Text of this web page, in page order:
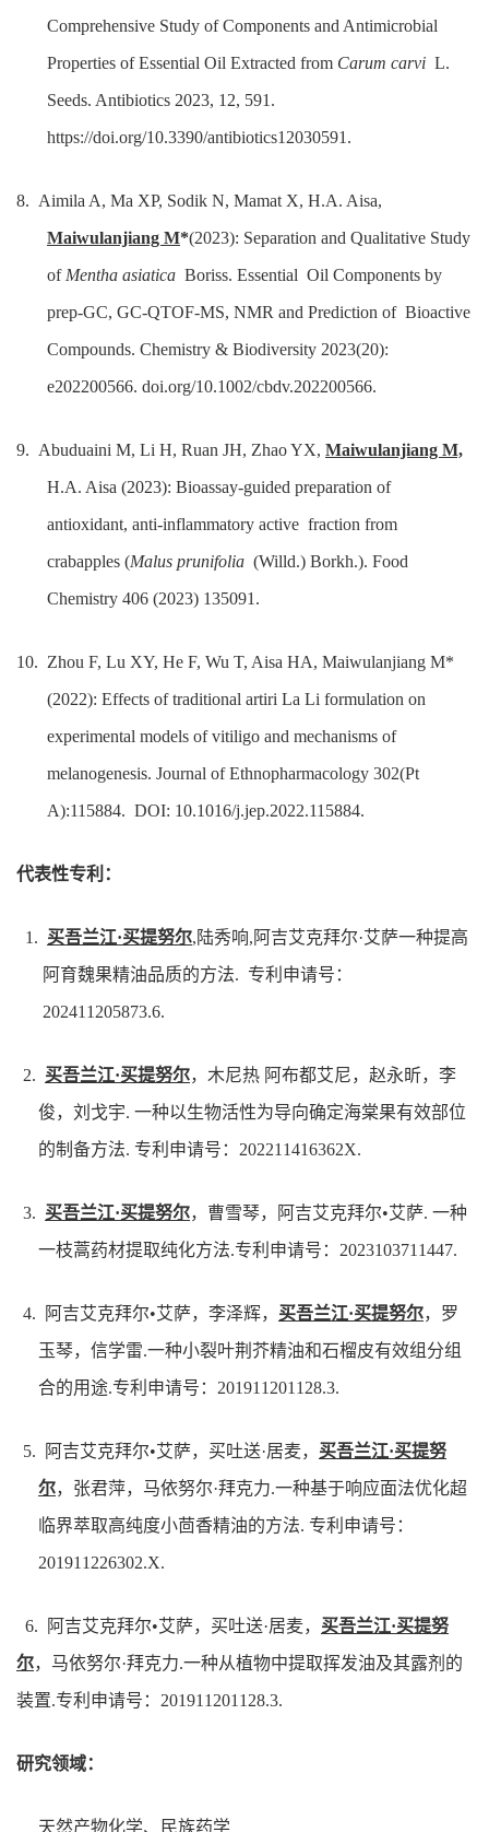
Comprehensive Study of Components and Antimicrobial
Properties of Essential Oil Extracted from Carum carvi L.
Seeds. Antibiotics 2023, 12, 591.
https://doi.org/10.3390/antibiotics12030591.
8. Aimila A, Ma XP, Sodik N, Mamat X, H.A. Aisa,
Maiwulanjiang M*(2023): Separation and Qualitative Study
ofMentha asiatica Boriss. Essential Oil Components by
prep-GC, GC-QTOF-MS, NMR and Prediction of Bioactive
Compounds. Chemistry & Biodiversity 2023(20):
e202200566. doi.org/10.1002/cbdv.202200566.
9. Abuduaini M, Li H, Ruan JH, Zhao YX, Maiwulanjiang M,
H.A. Aisa (2023): Bioassay-guided preparation of
antioxidant, anti-inflammatory active fraction from
crabapples (Malus prunifolia (Willd.) Borkh.). Food
Chemistry 406 (2023) 135091.
10. Zhou F, Lu XY, He F, Wu T, Aisa HA, Maiwulanjiang M*
(2022): Effects of traditional artiri La Li formulation on
experimental models of vitiligo and mechanisms of
melanogenesis. Journal of Ethnopharmacology 302(Pt
A):115884. DOI: 10.1016/j.jep.2022.115884.
代表性专利：
1. 买吾兰江·买提努尔,陆秀响,阿吉艾克拜尔·艾萨一种提高
阿育魏果精油品质的方法. 专利申请号：
202411205873.6.
2. 买吾兰江·买提努尔，木尼热 阿布都艾尼，赵永昕，李
俊，刘戈宇. 一种以生物活性为导向确定海棠果有效部位
的制备方法. 专利申请号：202211416362X.
3. 买吾兰江·买提努尔，曹雪琴，阿吉艾克拜尔•艾萨. 一种
一枝蒿药材提取纯化方法.专利申请号：2023103711447.
4. 阿吉艾克拜尔•艾萨，李泽辉， 买吾兰江·买提努尔，罗
玉琴，信学雷.一种小裂叶荆芥精油和石榴皮有效组分组
合的用途.专利申请号：201911201128.3.
5. 阿吉艾克拜尔•艾萨，买吐送·居麦， 买吾兰江·买提努
尔，张君萍，马依努尔·拜克力.一种基于响应面法优化超
临界萃取高纯度小茴香精油的方法. 专利申请号：
201911226302.X.
6. 阿吉艾克拜尔•艾萨，买吐送·居麦， 买吾兰江·买提努
尔，马依努尔·拜克力.一种从植物中提取挥发油及其露剂的
装置.专利申请号：201911201128.3.
研究领域：
天然产物化学、民族药学